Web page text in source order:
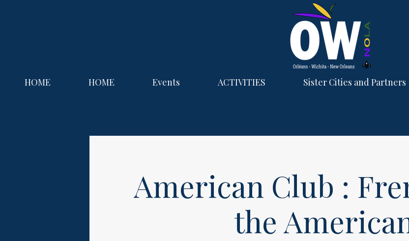
HOME HOME Events ACTIVITIES Sister Cities and Partners
American Club :
the